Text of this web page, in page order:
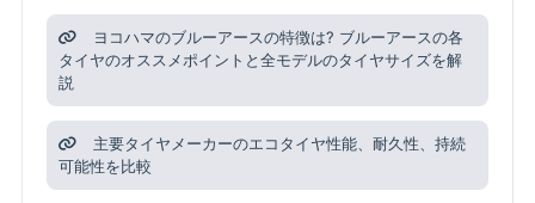
ヨコハマのブルーアースの特徴は? ブルーアースの各
タイヤのオススメポイントと全モデルのタイヤサイズを解
説
主要タイヤメーカーのエコタイヤ性能、耐久性、持続
可能性を比較